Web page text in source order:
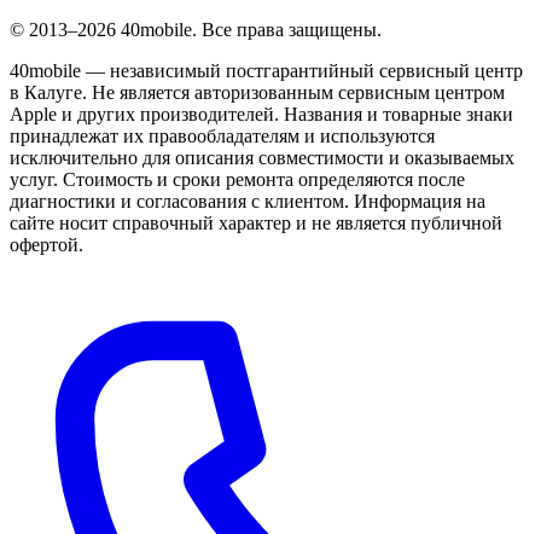
© 2013–2026 40mobile. Все права защищены.
40mobile — независимый постгарантийный сервисный центр
в Калуге. Не является авторизованным сервисным центром
Apple и других производителей. Названия и товарные знаки
принадлежат их правообладателям и используются
исключительно для описания совместимости и оказываемых
услуг. Стоимость и сроки ремонта определяются после
диагностики и согласования с клиентом. Информация на
сайте носит справочный характер и не является публичной
офертой.